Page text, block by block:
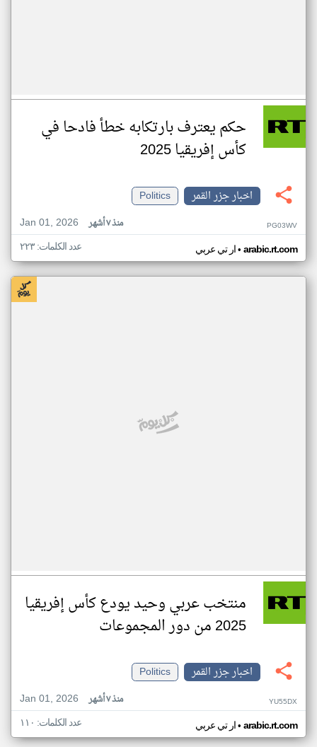
حكم يعترف بارتكابه خطأ فادحا في
كأس إفريقيا 2025
اخبار جزر القمر
Politics
Jan 01, 2026
منذ ٧ أشهر PG03WV
ار تي عربي• arabic.rt.com عدد الكلمات: ٢٢٣
منتخب عربي وحيد يودع كأس إفريقيا
2025 من دور المجموعات
اخبار جزر القمر
Politics
Jan 01, 2026
منذ ٧ أشهر YU55DX
ار تي عربي• arabic.rt.com عدد الكلمات: ١١٠